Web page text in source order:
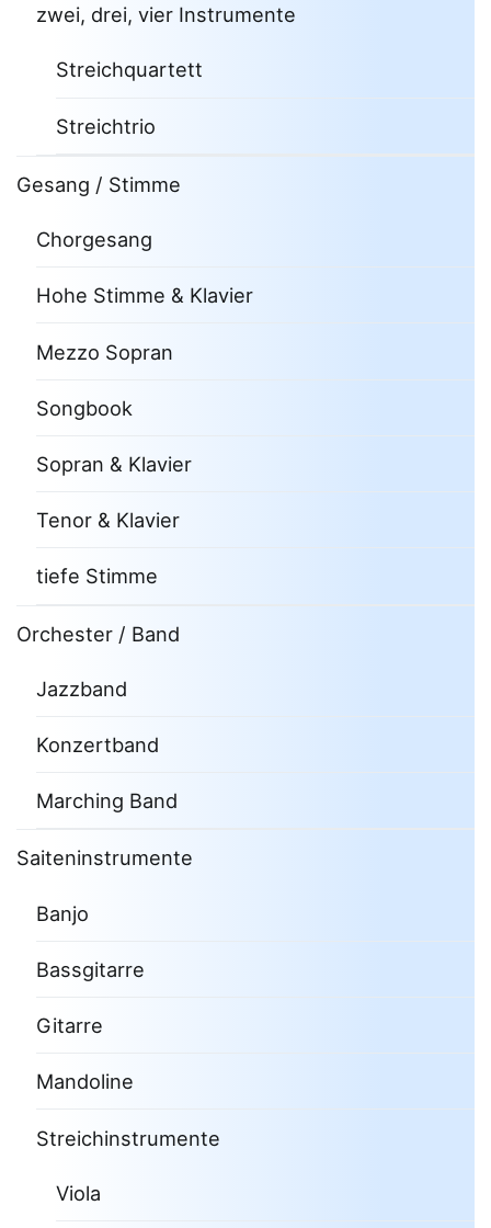
zwei, drei, vier Instrumente
Streichquartett
Streichtrio
Gesang / Stimme
Chorgesang
Hohe Stimme & Klavier
Mezzo Sopran
Songbook
Sopran & Klavier
Tenor & Klavier
tiefe Stimme
Orchester / Band
Jazzband
Konzertband
Marching Band
Saiteninstrumente
Banjo
Bassgitarre
Gitarre
Mandoline
Streichinstrumente
Viola